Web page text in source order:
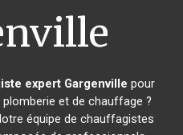
expert Gargenville pour
et de chauffage ?
équipe de chauffagistes